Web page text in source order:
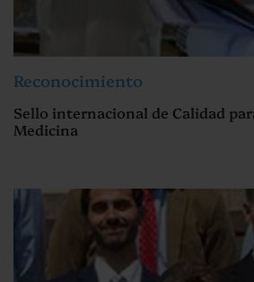
Reconocimiento
Sello internacional de Calidad
Medicina